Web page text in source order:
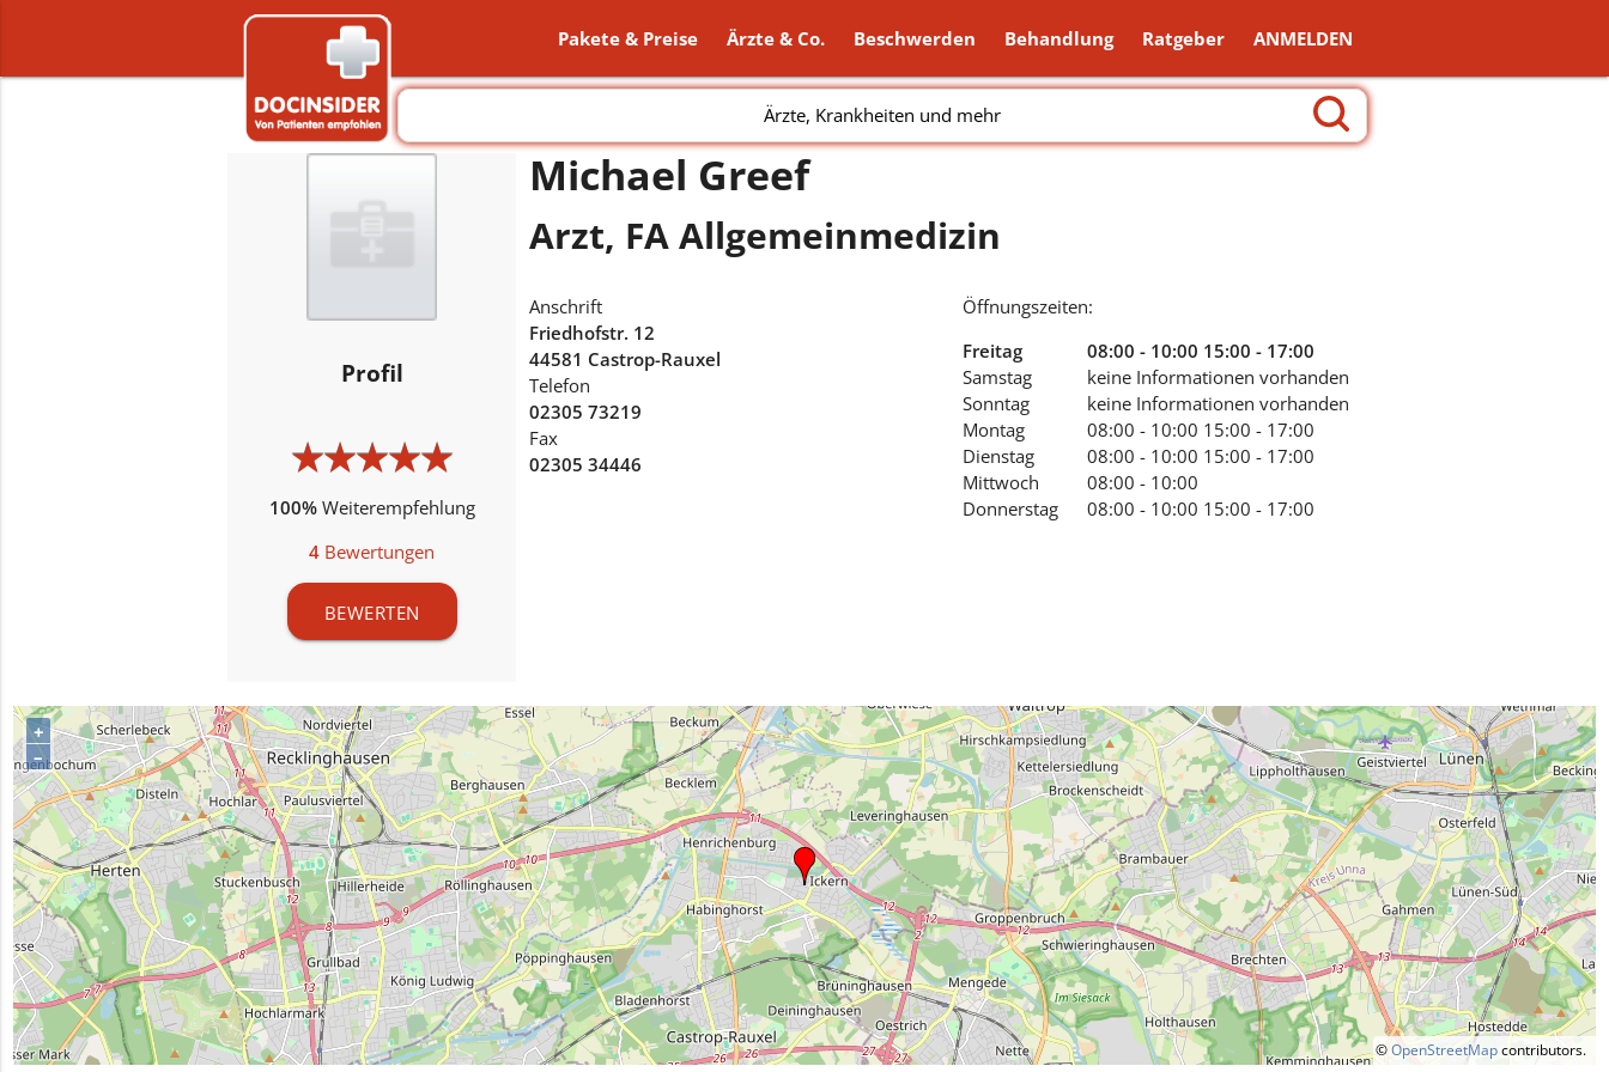
Pakete & Preise Ärzte & Co. Beschwerden Behandlung Ratgeber ANMELDEN
Ärzte, Krankheiten und mehr
Profil
★★★★★
★★★★★
100%Weiterempfehlung
4 Bewertungen
BEWERTEN
Michael Greef
Arzt, FA Allgemeinmedizin
Anschrift
Friedhofstr. 12
44581 Castrop-Rauxel
Telefon
02305 73219
Fax
02305 34446
Öffnungszeiten:
Freitag
08:00 - 10:00 15:00 - 17:00
Samstag
keine Informationen vorhanden
Sonntag
keine Informationen vorhanden
Montag
08:00 - 10:00 15:00 - 17:00
Dienstag
08:00 - 10:00 15:00 - 17:00
Mittwoch
08:00 - 10:00
Donnerstag
08:00 - 10:00 15:00 - 17:00
+
–
©OpenStreetMapcontributors.